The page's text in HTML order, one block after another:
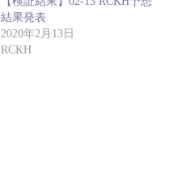
結果発表
2020年2月13日
RCKH